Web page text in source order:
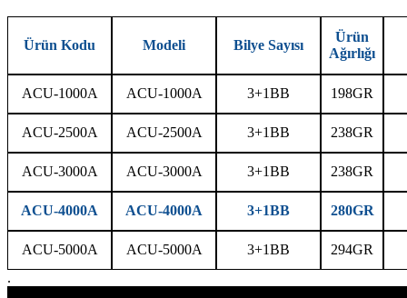
Ürün Kodu Modeli Bilye Sayısı
Ürün
Ağırlığı
ACU-1000A ACU-1000A 3+1BB 198GR
ACU-2500A ACU-2500A 3+1BB 238GR
ACU-3000A ACU-3000A 3+1BB 238GR
ACU-4000A ACU-4000A 3+1BB 280GR
ACU-5000A ACU-5000A 3+1BB
294GR
.